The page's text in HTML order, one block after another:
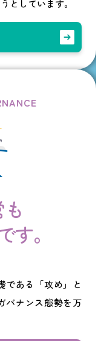
としています。
も
す。
である「攻め」と
バナンス態勢を万